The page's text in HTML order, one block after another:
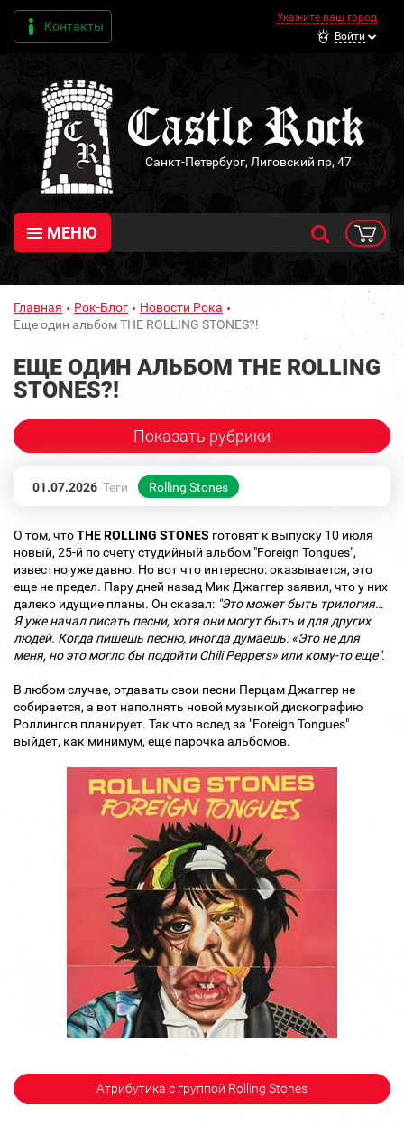
Контакты
Укажите ваш город
Войти
Санкт-Петербург, Лиговский пр, 47
МЕНЮ
Главная Рок-Блог
Новости Рока
Еще один альбом THE ROLLING STONES?!
ЕЩЕ ОДИН АЛЬБОМ THE ROLLING
STONES?!
Показать рубрики
01.07.2026 Теги Rolling Stones
О том, чтоTHE ROLLING STONES готовят к выпуску 10 июля
новый, 25‑й по счету студийный альбом "Foreign Tongues",
известно уже давно. Но вот что интересно: оказывается, это
еще не предел. Пару дней назад Мик Джаггер заявил, что у них
далеко идущие планы. Он сказал: "Это может быть трилогия…
Я уже начал писать песни, хотя они могут быть и для других
людей. Когда пишешь песню, иногда думаешь: «Это не для
меня, но это могло бы подойти Chili Peppers» или кому-то еще".
В любом случае, отдавать свои песни Перцам Джаггер не
собирается, а вот наполнять новой музыкой дискографию
Роллингов планирует. Так что вслед за "Foreign Tongues"
выйдет, как минимум, еще парочка альбомов.
Атрибутика с группой Rolling Stones